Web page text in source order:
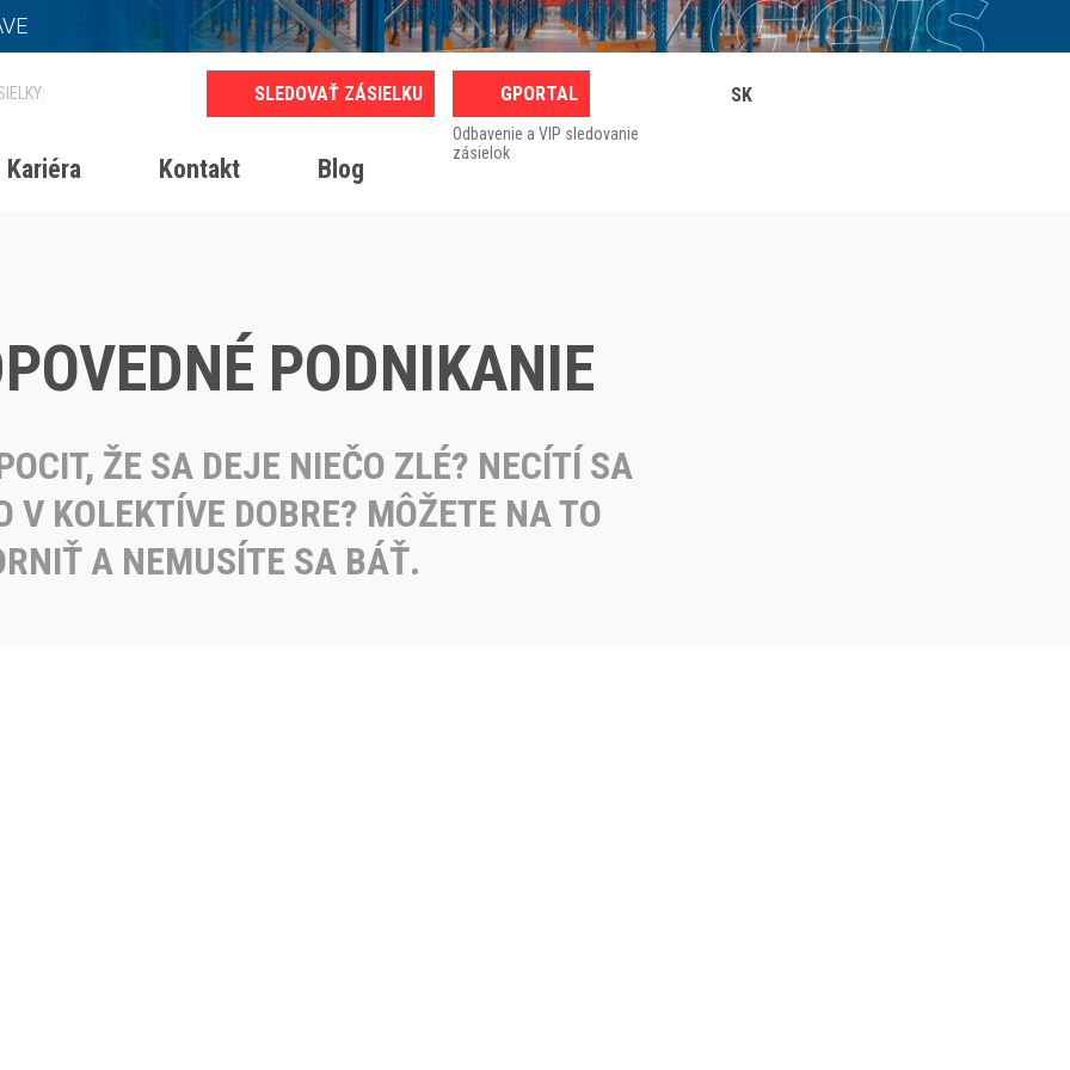
Kariéra Kontakt Blog
GPORTAL
Odbavenie a VIP sledovanie
zásielok
SK
PODNIKANIE
ŽE SA DEJE NIEČO ZLÉ? NECÍTÍ SA
V KOLEKTÍVE DOBRE? MÔŽETE NA TO
A NEMUSÍTE SA BÁŤ.